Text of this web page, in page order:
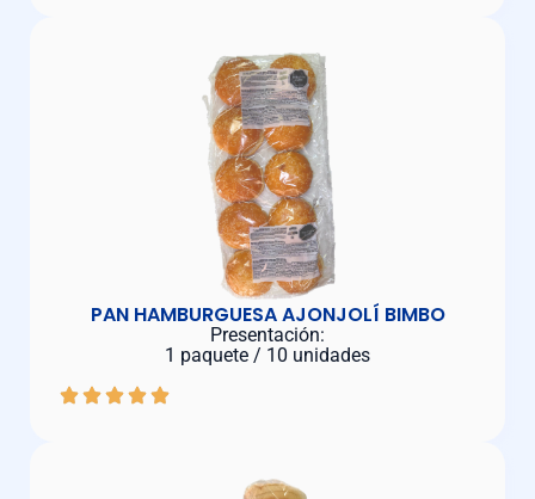
PAN HAMBURGUESA AJONJOLÍ BIMBO
Presentación:
1 paquete / 10 unidades